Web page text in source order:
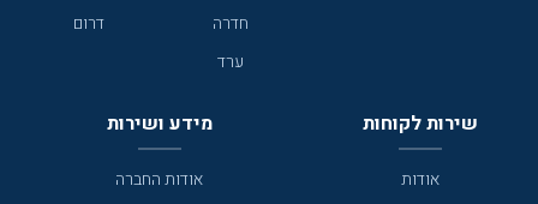
חדרה
דרום
ערד
שירות לקוחות
אודות
מידע ושירות
אודות החברה